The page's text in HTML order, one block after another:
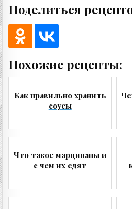
Поделиться
Похожие рецепты:
Как правильно хранить
соусы
Что такое марципаны и
с чем их едят